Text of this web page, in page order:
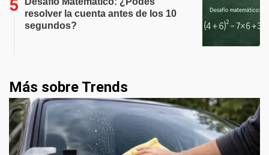
resolver la cuenta antes de los 10
segundos?
Más sobre Trends